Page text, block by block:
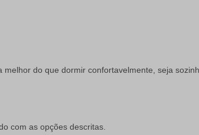
do que dormir confortavelmente, seja
com as opções descritas.